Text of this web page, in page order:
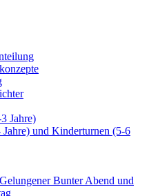
Jahre)
und Kinderturnen (5-6
Bunter Abend und